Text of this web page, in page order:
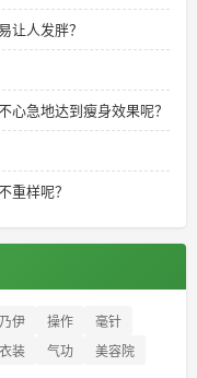
让人发胖？
心急地达到瘦身效果呢？
重样呢？
伊 操作
毫针
衣装 气功
美容院